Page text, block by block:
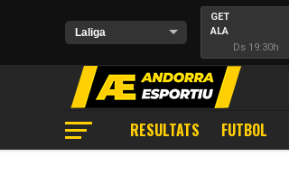
GET
ALA
Ds 19:30h
RESULTATS FUTBOL